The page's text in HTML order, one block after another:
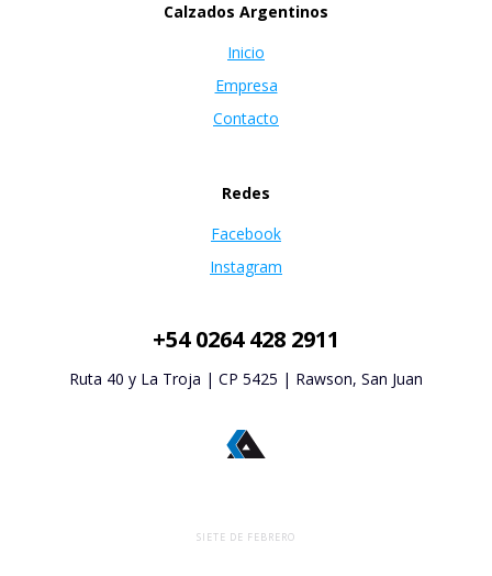
Calzados Argentinos
Inicio
Empresa
Contacto
Redes
Facebook
Instagram
+54 0264 428 2911
Ruta 40 y La Troja | CP 5425 | Rawson, San Juan
SIETE DE FEBRERO